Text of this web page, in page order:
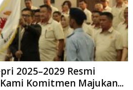
2025–2029 Resmi
Komitmen Majukan...